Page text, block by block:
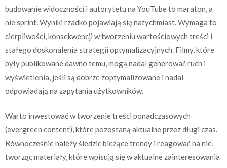
budowanie widoczności i autorytetu na YouTube to maraton, a
nie sprint. Wyniki rzadko pojawiają się natychmiast. Wymaga to
cierpliwości, konsekwencji w tworzeniu wartościowych treści i
stałego doskonalenia strategii optymalizacyjnych. Filmy, które
były publikowane dawno temu, mogą nadal generować ruch i
wyświetlenia, jeśli są dobrze zoptymalizowane i nadal
odpowiadają na zapytania użytkowników.
Warto inwestować w tworzenie treści ponadczasowych
(evergreen content), które pozostaną aktualne przez długi czas.
Równocześnie należy śledzić bieżące trendy i reagować na nie,
tworząc materiały, które wpisują się w aktualne zainteresowania